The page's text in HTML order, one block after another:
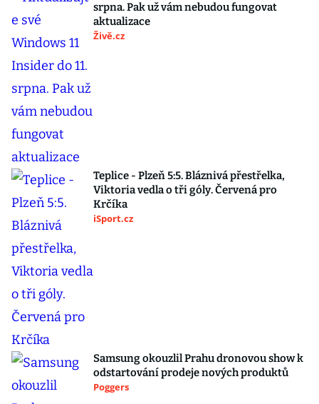
srpna. Pak už vám nebudou fungovat
aktualizace
Živě.cz
Teplice - Plzeň 5:5. Bláznivá přestřelka,
Viktoria vedla o tři góly. Červená pro
Krčíka
iSport.cz
Samsung okouzlil Prahu dronovou show k
odstartování prodeje nových produktů
Poggers